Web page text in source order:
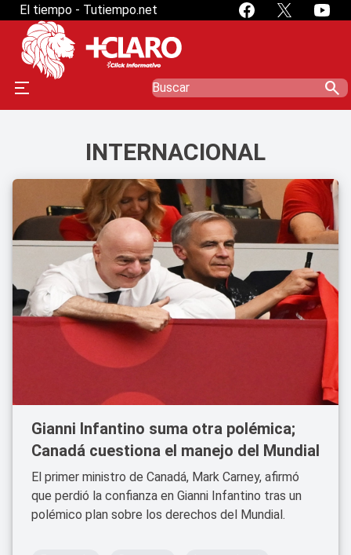
El tiempo - Tutiempo.net
search
INTERNACIONAL
Gianni Infantino suma otra polémica;
Canadá cuestiona el manejo del Mundial
El primer ministro de Canadá, Mark Carney, afirmó
que perdió la confianza en Gianni Infantino tras un
polémico plan sobre los derechos del Mundial.